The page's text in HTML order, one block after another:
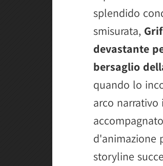
splendido
smisurata,
devastante
bersaglio
quando lo
arco narrativo
d'animazione
storyline